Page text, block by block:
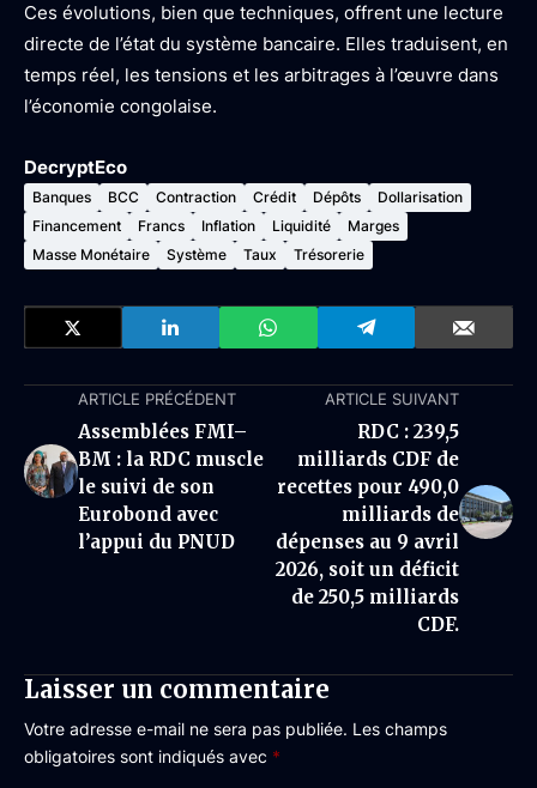
Ces évolutions, bien que techniques, offrent une lecture
directe de l’état du système bancaire. Elles traduisent, en
temps réel, les tensions et les arbitrages à l’œuvre dans
l’économie congolaise.
DecryptEco
Banques BCC Contraction Crédit Dépôts
Dollarisation
Financement
Francs Inflation Liquidité
Marges
Masse Monétaire
Système Taux Trésorerie
ARTICLE PRÉCÉDENT
Assemblées FMI–
BM : la RDC muscle
le suivi de son
Eurobond avec
l’appui du PNUD
ARTICLE SUIVANT
RDC : 239,5
milliards CDF de
recettes pour 490,0
milliards de
dépenses au 9 avril
2026, soit un déficit
de 250,5 milliards
CDF.
Laisser un commentaire
Votre adresse e-mail ne sera pas publiée. Les champs
obligatoires sont indiqués avec *